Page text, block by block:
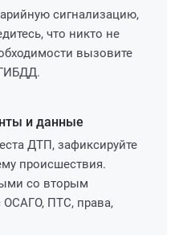
сигнализацию,
что никто не
вызовите
и данные
ДТП, зафиксируйте
происшествия.
со вторым
ОСАГО, ПТС, права,